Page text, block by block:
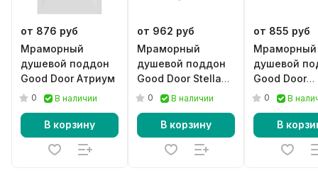
от 876 руб
Мраморный
душевой поддон
Good Door Атриум
0 В наличии
В корзину
от 962 руб
Мраморный
душевой поддон
Good Door Stella
белый
0 В наличии
В корзину
от 855 руб
Мраморный
душевой
Good Door
Essentia
0 В
В